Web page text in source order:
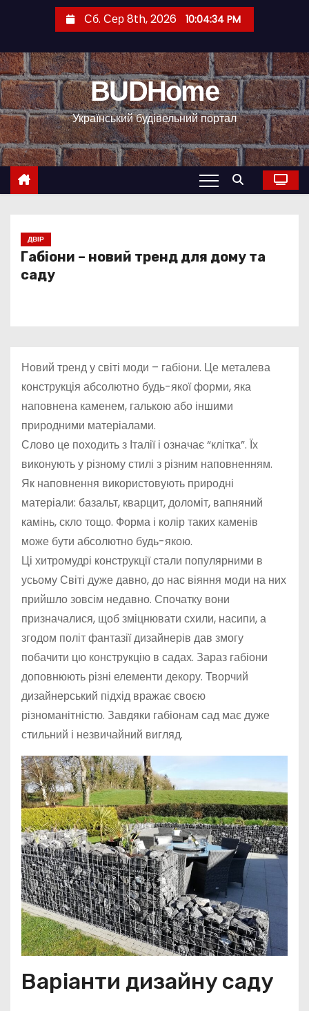
е
й
т
и
д
о
Сб. Сер 8th, 2026 10:04:35 PM
BUDHome
Український будівельний портал
ДВІР
Габіони – новий тренд для дому та
саду
Новий тренд у світі моди – габіони. Це металева
конструкція абсолютно будь-якої форми, яка
наповнена каменем, галькою або іншими
природними матеріалами.
Слово це походить з Італії і означає “клітка”. Їх
виконують у різному стилі з різним наповненням.
Як наповнення використовують природні
матеріали: базальт, кварцит, доломіт, вапняний
камінь, скло тощо. Форма і колір таких каменів
може бути абсолютно будь-якою.
Ці хитромудрі конструкції стали популярними в
усьому Світі дуже давно, до нас віяння моди на них
прийшло зовсім недавно. Спочатку вони
призначалися, щоб зміцнювати схили, насипи, а
згодом політ фантазії дизайнерів дав змогу
побачити цю конструкцію в садах. Зараз габіони
доповнюють різні елементи декору. Творчий
дизайнерський підхід вражає своєю
різноманітністю. Завдяки габіонам сад має дуже
стильний і незвичайний вигляд.
Варіанти дизайну саду